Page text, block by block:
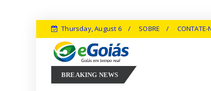
Thursday, August 6 SOBRE CONTATE-
BREAKING NEWS
luta silenciosa dos Peritos: um grito por justiça e valorização no